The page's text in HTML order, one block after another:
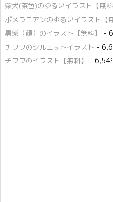
柴犬(茶色)のゆるいイラスト【無料
ポメラニアンのゆるいイラスト【無
黒柴（顔）のイラスト【無料】
-
チワワのシルエットイラスト -
チワワのイラスト【無料】
-